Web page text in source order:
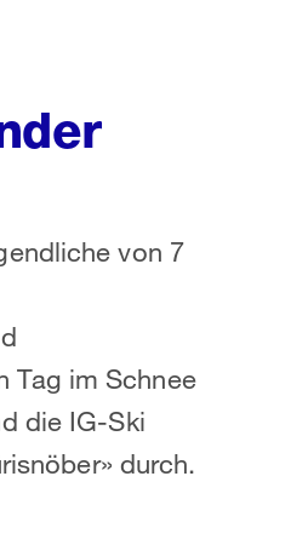
von 7
Tag im Schnee
die IG-Ski
durch.